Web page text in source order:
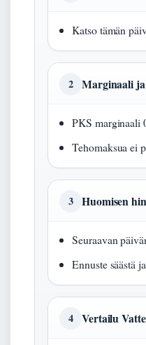
Katso tämän
2 Marginaali
PKS marginaali
Tehomaksua ei
3 Huomisen
Seuraavan
Ennuste säästä
4 Vertailu